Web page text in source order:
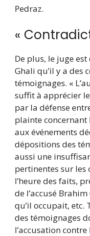
Pedraz.
«
De plus, le juge est
Ghali qu’il y a des
témoignages. «
suffit à apprécier
par la défense
plainte concernant
aux événements
dépositions des
aussi une
pertinentes sur les
l’heure des faits,
de l’accusé
qu’il occupait,
des témoignages
l’accusation contre